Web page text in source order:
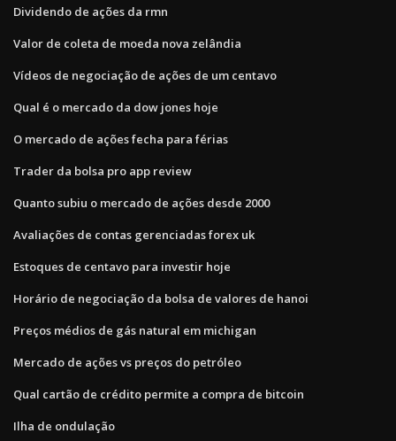
Dividendo de ações da rmn
Valor de coleta de moeda nova zelândia
Vídeos de negociação de ações de um centavo
Qual é o mercado da dow jones hoje
O mercado de ações fecha para férias
Trader da bolsa pro app review
Quanto subiu o mercado de ações desde 2000
Avaliações de contas gerenciadas forex uk
Estoques de centavo para investir hoje
Horário de negociação da bolsa de valores de hanoi
Preços médios de gás natural em michigan
Mercado de ações vs preços do petróleo
Qual cartão de crédito permite a compra de bitcoin
Ilha de ondulação